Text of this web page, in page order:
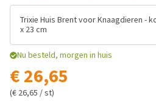
Trixie Huis Brent voor Knaagdieren -
x 23 cm
Nu besteld, morgen in huis
€ 26,65
(€ 26,65 / st)